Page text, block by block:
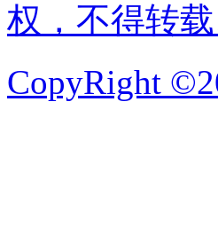
权，不得转
CopyRight